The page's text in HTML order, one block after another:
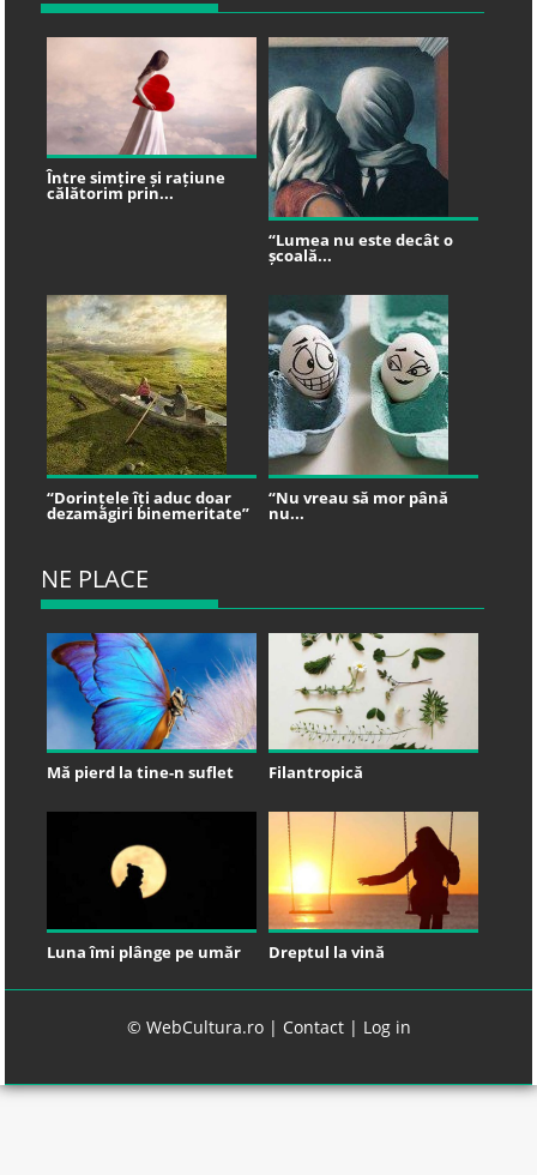
Între simțire și rațiune
călătorim prin...
“Lumea nu este decât o
școală...
“Dorințele îți aduc doar
dezamăgiri binemeritate”
“Nu vreau să mor până
nu...
NE PLACE
Mă pierd la tine-n suflet Filantropică
Luna îmi plânge pe umăr Dreptul la vină
© WebCultura.ro | Contact| Log in